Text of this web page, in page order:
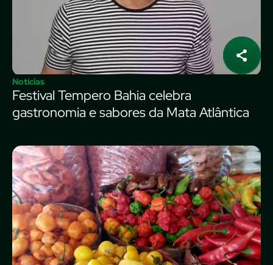
Notícias
Festival Tempero Bahia celebra
gastronomia e sabores da Mata Atlântica